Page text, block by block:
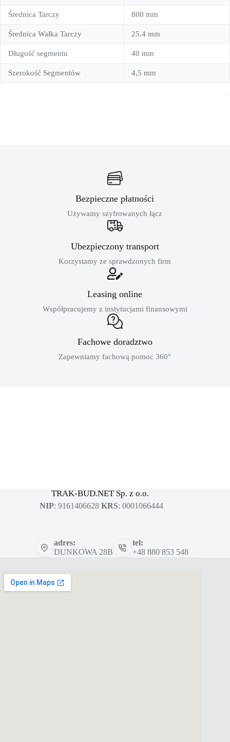
Średnica Tarczy 800 mm
Średnica Wałka Tarczy 25.4 mm
Długość segmentu 40 mm
Szerokość Segmentów 4,5 mm
Bezpieczne płatności
Używamy szyfrowanych łącz
Ubezpieczony transport
Korzystamy ze sprawdzonych firm
Leasing online
Współpracujemy z instytucjami finansowymi
Fachowe doradztwo
Zapewniamy fachową pomoc 360°
TRAK-BUD.NET Sp. z o.o.
NIP: 9161406628 KRS: 0001066444
adres:
DUNKOWA 28B
tel:
+48 880 853 548